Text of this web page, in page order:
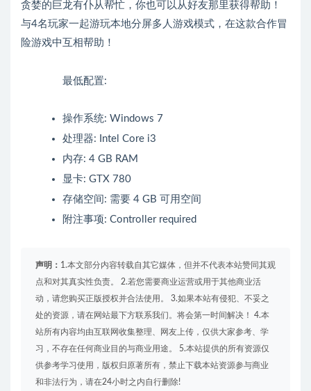
贪婪的巨龙有仆从帮忙，你也可以从好友那里获得帮助！
与4名玩家一起游玩本地分屏多人游戏模式，在这款合作冒
险游戏中互相帮助！
最低配置:
操作系统: Windows 7
处理器: Intel Core i3
内存: 4 GB RAM
显卡: GTX 780
存储空间: 需要 4 GB 可用空间
附注事项: Controller required
声明： 1.本文部分内容转载自其它媒体，但并不代表本站赞同其观
点和对其真实性负责。 2.若您需要商业运营或用于其他商业活
动，请您购买正版授权并合法使用。 3.如果本站有侵犯、不妥之
处的资源，请在网站最下方联系我们。将会第一时间解决！ 4.本
站所有内容均由互联网收集整理、网友上传，仅供大家参考、学
习，不存在任何商业目的与商业用途。 5.本站提供的所有资源仅
供参考学习使用，版权归原著所有，禁止下载本站资源参与商业
和非法行为，请在24小时之内自行删除!